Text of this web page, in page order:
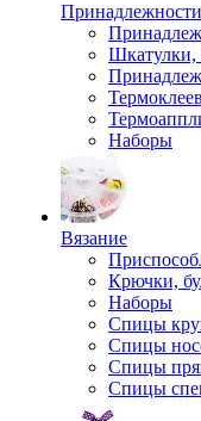
Шкатулки,
Наборы
Вязание
Крючки,
Наборы
Спицы
Спицы
Спицы
Спицы